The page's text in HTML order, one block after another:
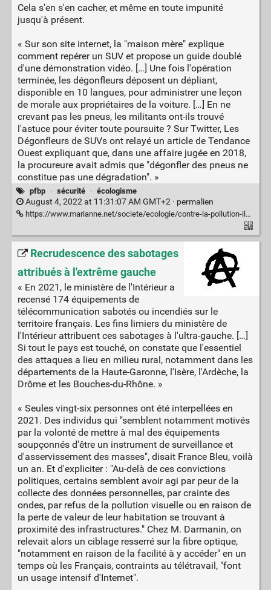
Cela s'en s'en cacher, et même en toute impunité
jusqu'à présent.
« Sur son site internet, la "maison mère" explique
comment repérer un SUV et propose un guide doublé
d'une démonstration vidéo. […] Une fois l'opération
terminée, les dégonfleurs déposent un dépliant,
disponible en 10 langues, pour administrer une leçon
de morale aux propriétaires de la voiture. […] En ne
crevant pas les pneus, les militants ont-ils trouvé
l'astuce pour éviter toute poursuite ? Sur Twitter, Les
Dégonfleurs de SUVs ont relayé un article de Tendance
Ouest expliquant que, dans une affaire jugée en 2018,
la procureure avait admis que "dégonfler des pneus ne
constitue pas une dégradation". »
pfbp · sécurité · écologisme
August 4, 2022 at 11:31:07 AM GMT+2 · permalien
https://www.marianne.net/societe/ecologie/contre-la-pollution-ils-degonflent-les-pneus-des-suv-lactivisme-sans-risque-de-lete#utm_source=RSS-MARIANNE&utm_medium=Flux-Rss&utm_campaign=RSS_general
Recrudescence des sabotages
attribués à l'extrême gauche
« En 2021, le ministère de l'Intérieur a
recensé 174 équipements de
télécommunication sabotés ou incendiés sur le
territoire français. Les fins limiers du ministère de
l'Intérieur attribuent ces sabotages à l'ultra-gauche. […]
Si tout le pays est touché, on constate que l'essentiel
des attaques a lieu en milieu rural, notamment dans les
départements de la Haute-Garonne, l'Isère, l'Ardèche, la
Drôme et les Bouches-du-Rhône. »
« Seules vingt-six personnes ont été interpellées en
2021. Des individus qui "semblent notamment motivés
par la volonté de mettre à mal des équipements
soupçonnés d'être un instrument de surveillance et
d'asservissement des masses", disait France Bleu, voilà
un an. Et d'expliciter : "Au-delà de ces convictions
politiques, certains semblent avoir agi par peur de la
collecte des données personnelles, par crainte des
ondes, par refus de la pollution visuelle ou en raison de
la perte de valeur de leur habitation se trouvant à
proximité des infrastructures." Chez M. Darmanin, on
relevait alors un ciblage resserré sur la fibre optique,
"notamment en raison de la facilité à y accéder" en un
temps où les Français, contraints au télétravail, "font
un usage intensif d'Internet".